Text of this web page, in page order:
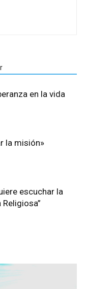
en la vida
la misión»
escuchar la